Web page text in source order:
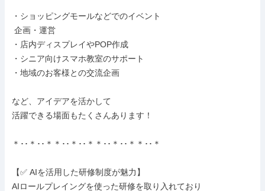
・ショッピングモールなどでのイベント
・店内ディスプレイやPOP作成
・シニア向けスマホ教室のサポート
・地域のお客様との交流企画
など、アイデアを活かして
活躍できる場面もたくさんあります！
＊･･＊･･＊＊･･＊･･＊＊･･＊･･＊＊･･＊
【✅ AIを活用した研修制度が魅力】
AIロールプレイングを使った研修を取り入れており